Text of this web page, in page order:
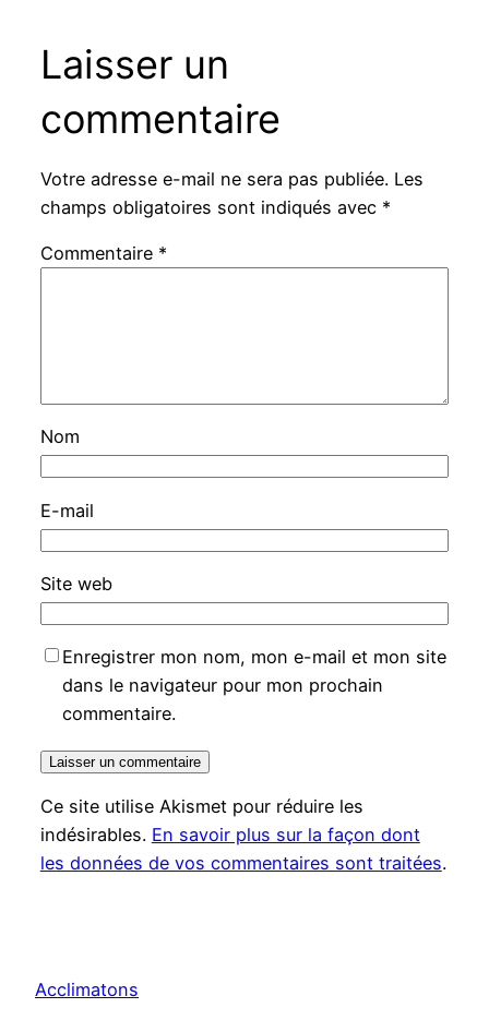
Laisser un
commentaire
Votre adresse e-mail ne sera pas publiée. Les
champs obligatoires sont indiqués avec *
Commentaire *
Nom
E-mail
Site web
Enregistrer mon nom, mon e-mail et mon site
dans le navigateur pour mon prochain
commentaire.
Ce site utilise Akismet pour réduire les
indésirables. En savoir plus sur la façon dont
les données de vos commentaires sont traitées.
Acclimatons